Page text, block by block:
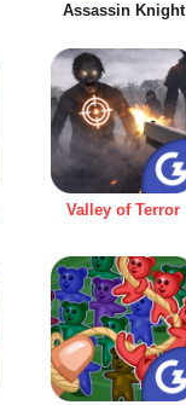
Assassin Knight
Valley of Terror